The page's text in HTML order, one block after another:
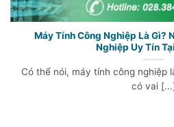
Máy Tính Công Nghiệp Là Gì?
Nghiệp Uy Tín
Có thể nói, máy tính công nghiệp
có vai